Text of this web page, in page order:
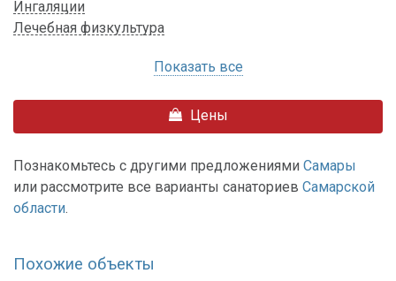
Ингаляции
Лечебная физкультура
Показать все
Цены
Познакомьтесь с другими предложениями Самары
или рассмотрите все варианты санаториев Самарской
области.
Похожие объекты